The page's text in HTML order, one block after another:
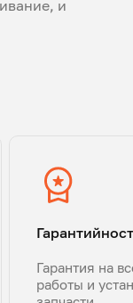
и
Гарантия на
работы и